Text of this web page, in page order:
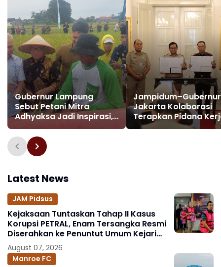
Gubernur Lampung
Sebut Petani Mitra
Adhyaksa Jadi Inspirasi,
Dorong Kesejahteraan
Petani dan Tekan
Kriminalitas
Jampidum–Gubernur
Jakarta Kolaborasi
Terapkan Pidana
Sosial, Dorong
Latest News
JAM Pidsus
Kejaksaan Tuntaskan Tahap II Kasus
Korupsi PETRAL, Enam Tersangka Resmi
Diserahkan ke Penuntut Umum Kejari
Jakpus
August 07, 2026
Manroe FC